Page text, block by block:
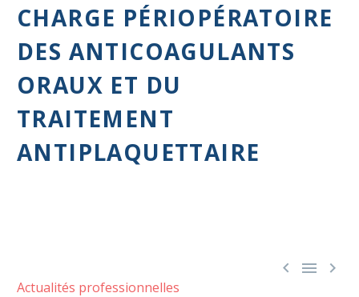
CHARGE PÉRIOPÉRATOIRE
DES ANTICOAGULANTS
ORAUX ET DU
TRAITEMENT
ANTIPLAQUETTAIRE
  
Actualités professionnelles